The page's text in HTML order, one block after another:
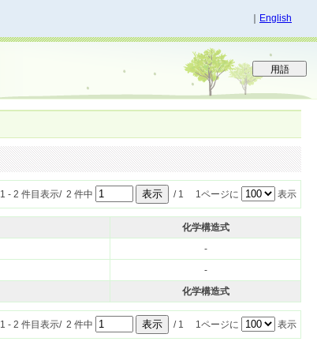
English
1 - 2 件目表示/ 2 件中 / 1 1ページに 表示
化学構造式
-
-
化学構造式
1 - 2 件目表示/ 2 件中 / 1 1ページに 表示